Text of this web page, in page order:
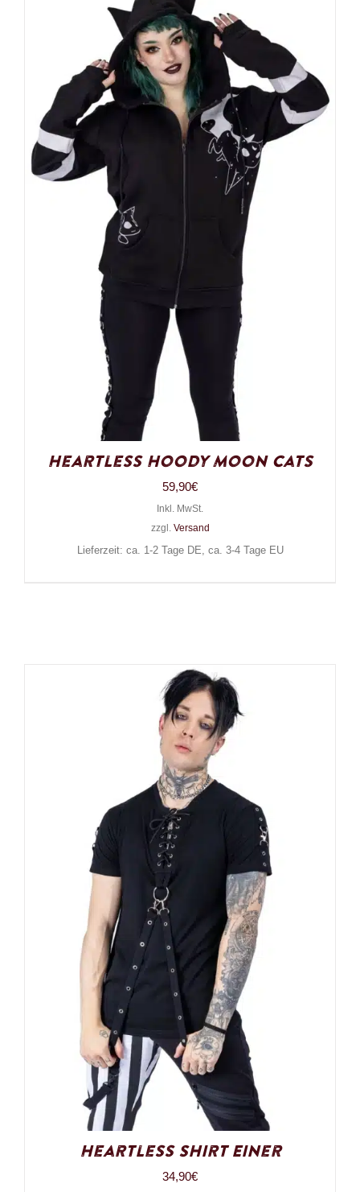
Heartless Hoody Moon Cats
59,90€
Inkl. MwSt.
zzgl. Versand
Lieferzeit: ca. 1-2 Tage DE, ca. 3-4 Tage EU
Heartless Shirt Einer
34,90€